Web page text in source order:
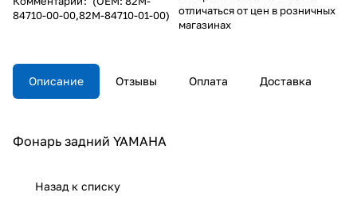
84710-00-00,82M-84710-01-00)
отличаться от цен в розничных
магазинах
Описание Отзывы Оплата Доставка
Фонарь задний YAMAHA
Назад к списку